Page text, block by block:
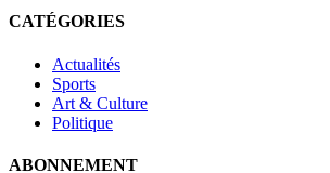
CATÉGORIES
Actualités
Sports
Art & Culture
Politique
ABONNEMENT